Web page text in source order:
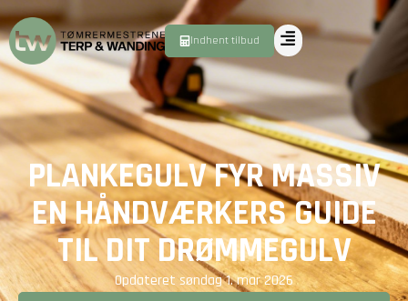
Indhent tilbud
PLANKEGULV FYR MASSIV
EN HÅNDVÆRKERS GUIDE
TIL DIT DRØMMEGULV
Opdateret søndag 1. mar 2026